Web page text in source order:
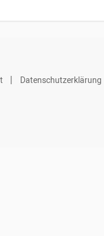
Datenschutzerklärung